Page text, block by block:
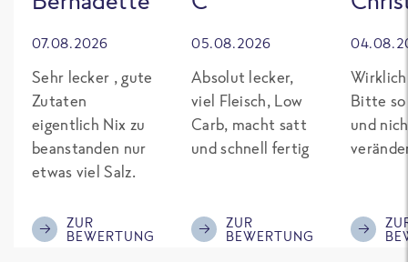
07.08.2026
Sehr lecker , gute
Zutaten
eigentlich Nix zu
beanstanden nur
etwas viel Salz.
ZUR
BEWERTUNG
05.08.2026
Absolut lecker,
viel Fleisch, Low
Carb, macht satt
und schnell fertig
ZUR
BEWERTUNG
Bitte so
und